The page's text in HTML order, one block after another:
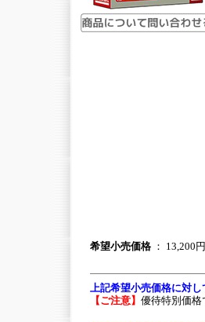
希望小売価格 ： 13,200
上記希望小売価格に対
【ご注意】 優待特別価格